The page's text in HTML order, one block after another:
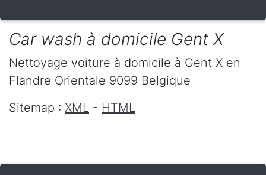
Car wash à domicile Gent X
Nettoyage voiture à domicile à Gent X en
Flandre Orientale 9099 Belgique
Sitemap : XML - HTML